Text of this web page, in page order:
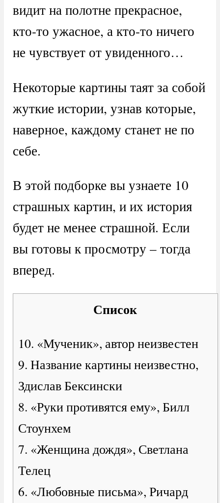
видит на полотне прекрасное,
кто-то ужасное, а кто-то ничего
не чувствует от увиденного…
Некоторые картины таят за собой
жуткие истории, узнав которые,
наверное, каждому станет не по
себе.
В этой подборке вы узнаете 10
страшных картин, и их история
будет не менее страшной. Если
вы готовы к просмотру – тогда
вперед.
Список
10. «Мученик», автор неизвестен
9. Название картины неизвестно,
Здислав Бексински
8. «Руки противятся ему», Билл
Стоунхем
7. «Женщина дождя», Светлана
Телец
6. «Любовные письма», Ричард